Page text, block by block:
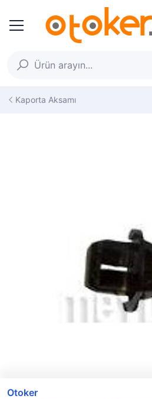
Kaporta Aksamı
Otoker